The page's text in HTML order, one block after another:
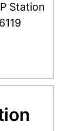
Station